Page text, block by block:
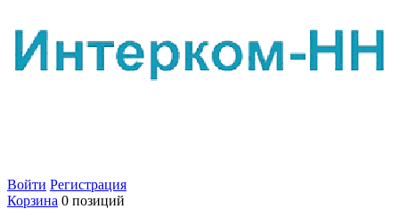
Войти Регистрация
Корзина 0 позиций